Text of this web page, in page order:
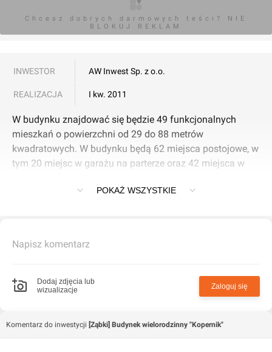
Chcesz dobrych darmowych teści? NIE
BLOKUJ REKLAM
INWESTOR AW Inwest Sp. z o.o.
REALIZACJA I kw. 2011
W budynku znajdować się będzie 49 funkcjonalnych
mieszkań o powierzchni od 29 do 88 metrów
kwadratowych. W budynku będą 62 miejsca postojowe, w
tym 20 miejsc w garażu na parterze oraz 42 miejsca w
bramę wjazdową.
POKAŻ WSZYSTKIE
Napisz komentarz
Dodaj zdjęcia lub
wizualizacje
Zaloguj się
Komentarz do inwestycji [Ząbki] Budynek wielorodzinny "Kopernik"